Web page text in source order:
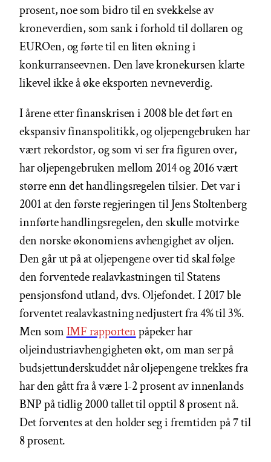
prosent, noe som bidro til en svekkelse av
kroneverdien, som sank i forhold til dollaren og
EUROen, og førte til en liten økning i
konkurranseevnen. Den lave kronekursen klarte
likevel ikke å øke eksporten nevneverdig.
I årene etter finanskrisen i 2008 ble det ført en
ekspansiv finanspolitikk, og oljepengebruken har
vært rekordstor, og som vi ser fra figuren over,
har oljepengebruken mellom 2014 og 2016 vært
større enn det handlingsregelen tilsier. Det var i
2001 at den første regjeringen til Jens Stoltenberg
innførte handlingsregelen, den skulle motvirke
den norske økonomiens avhengighet av oljen.
Den går ut på at oljepengene over tid skal følge
den forventede realavkastningen til Statens
pensjonsfond utland, dvs. Oljefondet. I 2017 ble
forventet realavkastning nedjustert fra 4% til 3%.
Men somIMF rapportenpåpeker har
oljeindustriavhengigheten økt, om man ser på
budsjettunderskuddet når oljepengene trekkes fra
har den gått fra å være 1-2 prosent av innenlands
BNP på tidlig 2000 tallet til opptil 8 prosent nå.
Det forventes at den holder seg i fremtiden på 7 til
8 prosent.